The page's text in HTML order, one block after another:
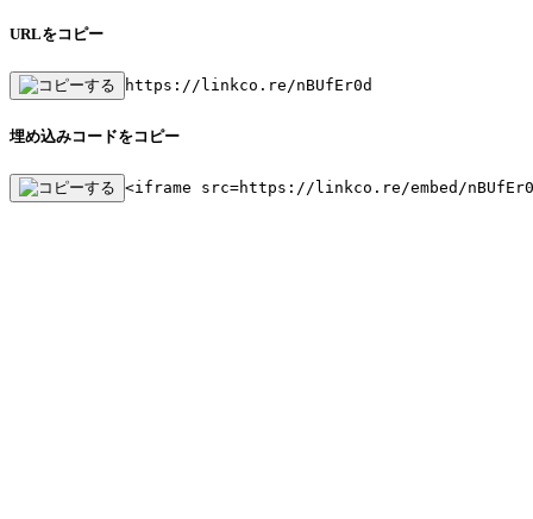
URLをコピー
https://linkco.re/nBUfEr0d
埋め込みコードをコピー
<iframe src=https://linkco.re/embed/